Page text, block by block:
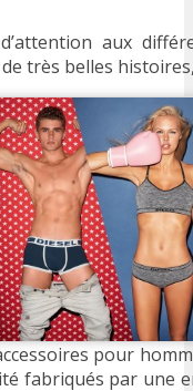
aux
très belles
pour
fabriqués par une